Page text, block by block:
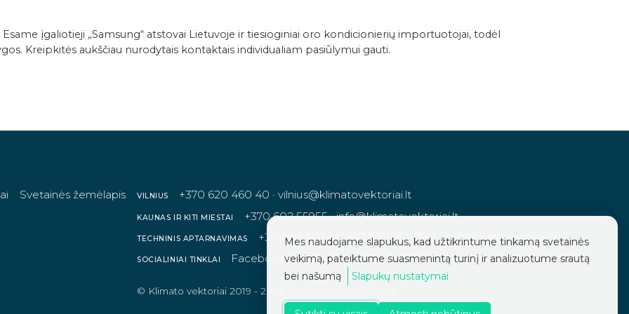
Mes naudojame slapukus, kad užtikrintume tinkamą svetainės
veikimą, pateiktume suasmenintą turinį ir analizuotume srautą
bei našumą
Slapukų nustatymai
įgaliotieji „Samsung“ atstovai Lietuvoje ir tiesioginiai oro kondicionierių importuotojai, todėl
Kreipkitės aukščiau nurodytais kontaktais individualiam pasiūlymui gauti.
Svetainės žemėlapis VILNIUS +370 620 460 40 ·vilnius@klimatovektoriai.lt
KAUNAS IR KITI MIESTAI +370 602 55955·info@klimatovektoriai.lt
TECHNINIS APTARNAVIMAS +370 611 550 66·+370 37 352 700 ·ta@klimatovektoriai.lt
SOCIALINIAI TINKLAI Facebook·Instagram·Linkedin
© Klimato vektoriai 2019 - 2026. Visos teisės saugomos.